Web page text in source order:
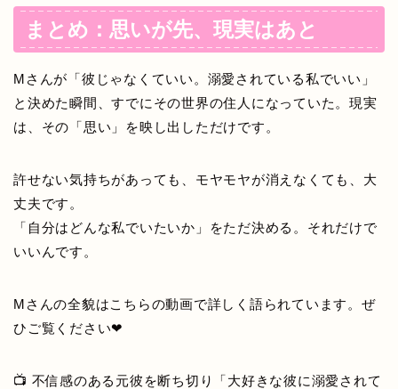
まとめ：思いが先、現実はあと
Mさんが「彼じゃなくていい。溺愛されている私でいい」
と決めた瞬間、すでにその世界の住人になっていた。現実
は、その「思い」を映し出しただけです。
許せない気持ちがあっても、モヤモヤが消えなくても、大
丈夫です。
「自分はどんな私でいたいか」をただ決める。それだけで
いいんです。
Mさんの全貌はこちらの動画で詳しく語られています。ぜ
ひご覧ください❤
📺 不信感のある元彼を断ち切り「大好きな彼に溺愛されて